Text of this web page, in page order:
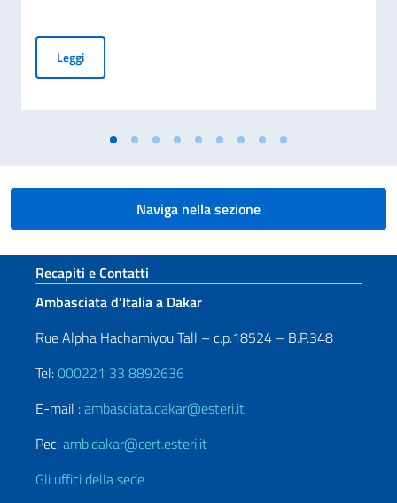
LeggiL'Ambasciatore Tommasi riceve una delegazione
Naviga nella sezione
Sezione footer
Recapiti e Contatti
Ambasciata d’Italia a Dakar
Rue Alpha Hachamiyou Tall – c.p.18524 – B.P.348
Tel:000221 33 8892636
E-mail :ambasciata.dakar@esteri.it
Pec:amb.dakar@cert.esteri.it
Gli uffici della sede